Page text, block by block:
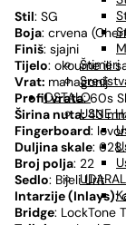
Štimeri
OSTALO
USNE
Stil: SG
Boja: crvena
Finiš: sjajni
Tijelo: okoume ili
Vrat: mahagonij
Profil vrata: 60s
Širina nuta:43
Fingerboard:
Duljina skale:
Broj polja: 22
Sedlo: Bijeli Urit
Intarzije (Inlays):
Bridge: LockTone